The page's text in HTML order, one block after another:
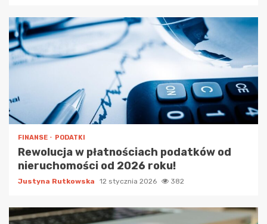
FINANSE PODATKI
Rewolucja w płatnościach podatków od
nieruchomości od 2026 roku!
Justyna Rutkowska 12 stycznia 2026 382